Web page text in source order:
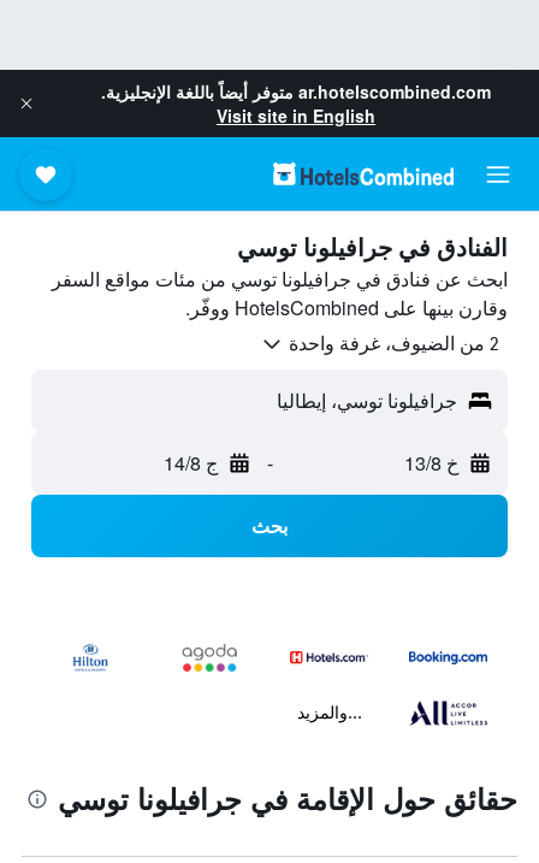
ar.hotelscombined.com متوفر أيضاً باللغة الإنجليزية.
Visit site in English
الفنادق في جرافيلونا توسي
ابحث عن فنادق في جرافيلونا توسي من مئات مواقع السفر
وقارن بينها على HotelsCombined ووفّر.
2 من الضيوف، غرفة واحدة
جرافيلونا توسي، إيطاليا
خ 13/8 - ج 14/8
بحث
...والمزيد
حقائق حول الإقامة في جرافيلونا توسي